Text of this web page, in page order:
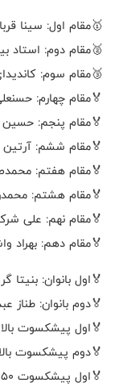
🥇مقام اول: سینا
🥈مقام دوم: استاد
🥉مقام سوم:
🏅مقام چهارم:
🏅مقام پنجم: حسین
🏅مقام ششم: آرتین
🏅مقام هفتم:
🏅مقام هشتم:
🏅مقام نهم: علی
🏅مقام دهم: بهراد
🏅اول بانوان: بنیتا
🏅دوم بانوان: طناز
🏅اول پیشکسوت بالای ۶۵ سال: بهنام فرد
🏅دوم پیشکسوت بالای ۶۵ سال: علی اکبر پور
🏅اول پیشکسوت ۵۰ تا ۶۵ سال: حمیدرضا راجی قاسمی